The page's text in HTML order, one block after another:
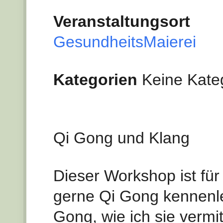
Veranstaltungsort
GesundheitsMaierei
Kategorien Keine
Qi Gong und Klang
Dieser Workshop ist
gerne Qi Gong
Gong, wie ich sie